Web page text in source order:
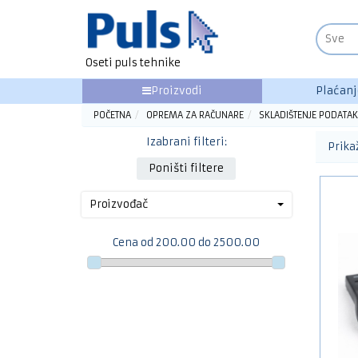
Oseti puls tehnike
Proizvodi
POČETNA OPREMA ZA RAČUNARE SKLADIŠTENJE
Izabrani filteri:
Poništi filtere
Proizvođač
Cena od 200.00 do 2500.00